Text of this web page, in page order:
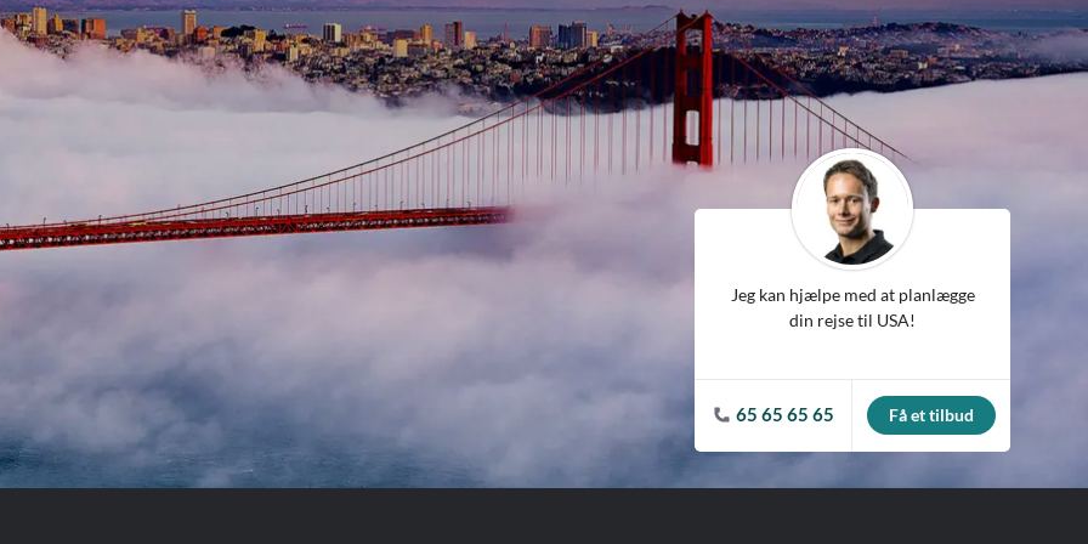
VIVA Cruises
Jeg kan hjælpe med at planlægge
din rejse til USA!
65 65 65 65 Få et tilbud